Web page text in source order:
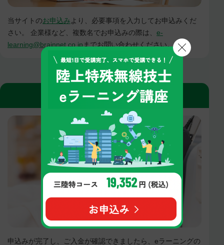
当サイトのお申込みより、必要事項を入力してお申込みくだ
さい。 企業様など、複数名でお申込みの際は、 e-
learning@brainnet.co.jpまでお問い合わせください。
請求・入金
申込みが完了し、ご入金が確認できましたら、eラーニングの